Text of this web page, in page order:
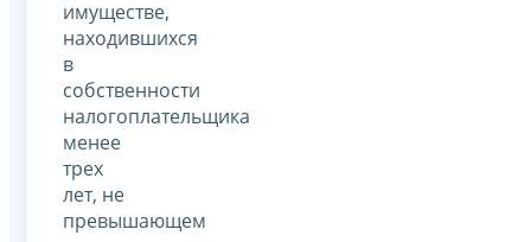
имуществе,
находившихся
в
собственности
налогоплательщика
менее
трех
лет, не
превышающем